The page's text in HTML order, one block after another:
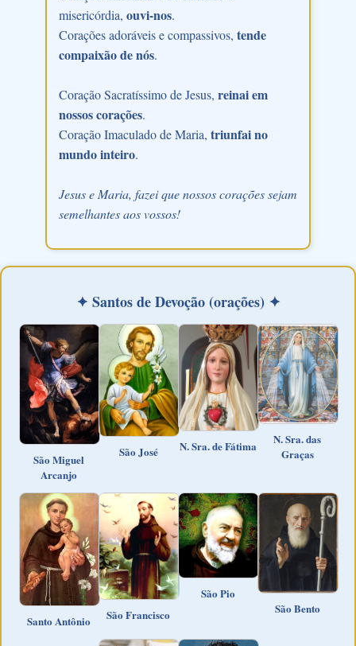
misericórdia, ouvi-nos.
Corações adoráveis e compassivos, tende
compaixão de nós.
Coração Sacratíssimo de Jesus, reinai em
nossos corações.
Coração Imaculado de Maria, triunfai no
mundo inteiro.
Jesus e Maria, fazei que nossos corações sejam
semelhantes aos vossos!
✦ Santos de Devoção (orações) ✦
São Miguel
Arcanjo
São José N. Sra. de Fátima
N. Sra. das
Graças
Santo Antônio São Francisco
São Pio
São Bento